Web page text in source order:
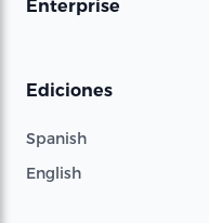
Enterprise
Ediciones
Spanish
English